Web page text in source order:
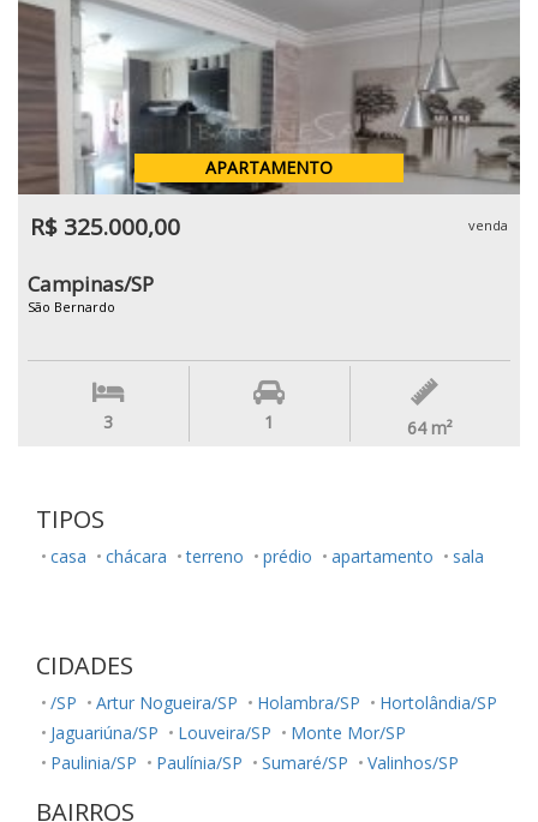
APARTAMENTO
R$ 325.000,00 venda
Campinas/SP
São Bernardo
3 1 64 m²
TIPOS
casa chácara terreno prédio apartamento sala
CIDADES
/SP Artur Nogueira/SP Holambra/SP
Hortolândia/SP
Jaguariúna/SP
Louveira/SP
Monte Mor/SP
Paulinia/SP
Paulínia/SP Sumaré/SP Valinhos/SP
BAIRROS